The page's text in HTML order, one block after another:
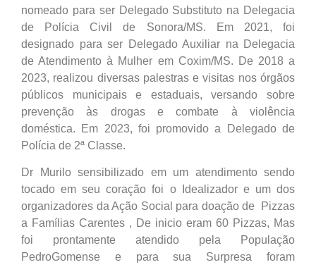
nomeado para ser Delegado Substituto na Delegacia
de Polícia Civil de Sonora/MS. Em 2021, foi
designado para ser Delegado Auxiliar na Delegacia
de Atendimento à Mulher em Coxim/MS. De 2018 a
2023, realizou diversas palestras e visitas nos órgãos
públicos municipais e estaduais, versando sobre
prevenção às drogas e combate à violência
doméstica. Em 2023, foi promovido a Delegado de
Polícia de 2ª Classe.
Dr Murilo sensibilizado em um atendimento sendo
tocado em seu coração foi o Idealizador e um dos
organizadores da Ação Social para doação de Pizzas
a Famílias Carentes , De inicio eram 60 Pizzas, Mas
foi prontamente atendido pela População
PedroGomense e para sua Surpresa foram